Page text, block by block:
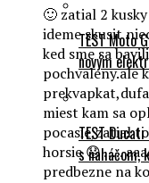
TEST Moto
novým
TEST
s naháčom,
🙂 zatial 2
ideme skusit
ked sme sa
pochvaleny.ale
miest kam sa
pocasie,zatial
horsie 😟 …..
predbezne na